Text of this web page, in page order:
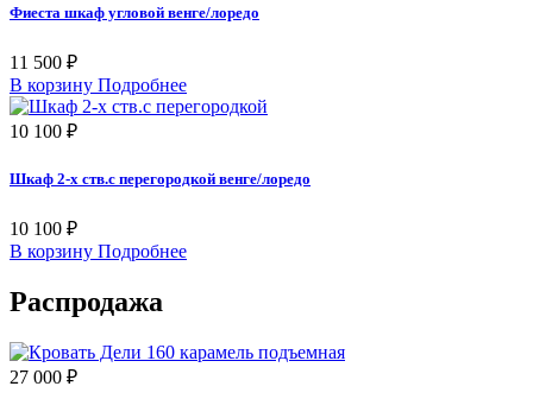
Фиеста шкаф угловой венге/лоредо
11 500 ₽
В корзину Подробнее
10 100 ₽
Шкаф 2-х ств.с перегородкой венге/лоредо
10 100 ₽
В корзину Подробнее
Распродажа
27 000 ₽